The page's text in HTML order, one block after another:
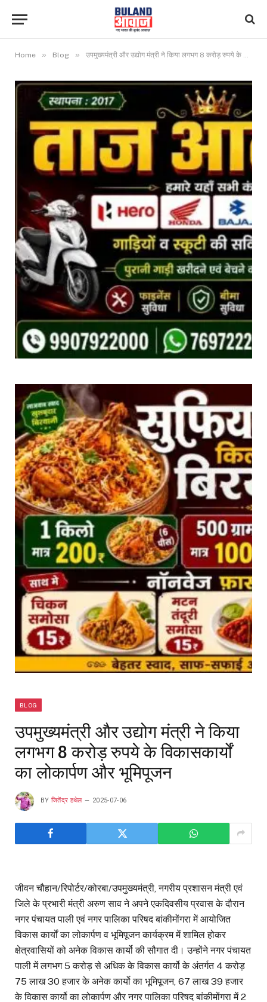
Home » Blog » उपमुख्यमंत्री और उद्योग मंत्री ने किया लगभग 8 करोड़ रुपये के विकासकार्यों का लोकार्पण और भूमिपूजन
BLOG
उपमुख्यमंत्री और उद्योग मंत्री ने किया
लगभग 8 करोड़ रुपये के विकासकार्यों
का लोकार्पण और भूमिपूजन
BY जितेंद्र हथेल 2025-07-06
जीवन चौहान/रिपोर्टर/कोरबा/उपमुख्यमंत्री, नगरीय प्रशासन मंत्री एवं
जिले के प्रभारी मंत्री अरुण साव ने अपने एकदिवसीय प्रवास के दौरान
नगर पंचायत पाली एवं नगर पालिका परिषद बांकीमोंगरा में आयोजित
विकास कार्यों का लोकार्पण व भूमिपूजन कार्यक्रम में शामिल होकर
क्षेत्रवासियों को अनेक विकास कार्यो की सौगात दी। उन्होंने नगर पंचायत
पाली में लगभग 5 करोड़ से अधिक के विकास कार्यो के अंतर्गत 4 करोड़
75 लाख 30 हजार के अनेक कार्यो का भूमिपूजन, 67 लाख 39 हजार
के विकास कार्यो का लोकार्पण और नगर पालिका परिषद बांकीमोंगरा में 2